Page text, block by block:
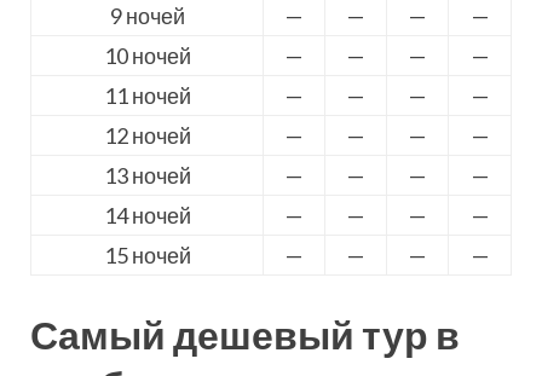
9 ночей
— — —
—
10 ночей
— — —
—
11 ночей
— — —
—
12 ночей
— — —
—
13 ночей
— — —
—
14 ночей
— — —
—
15 ночей
— — — —
Самый дешевый тур в